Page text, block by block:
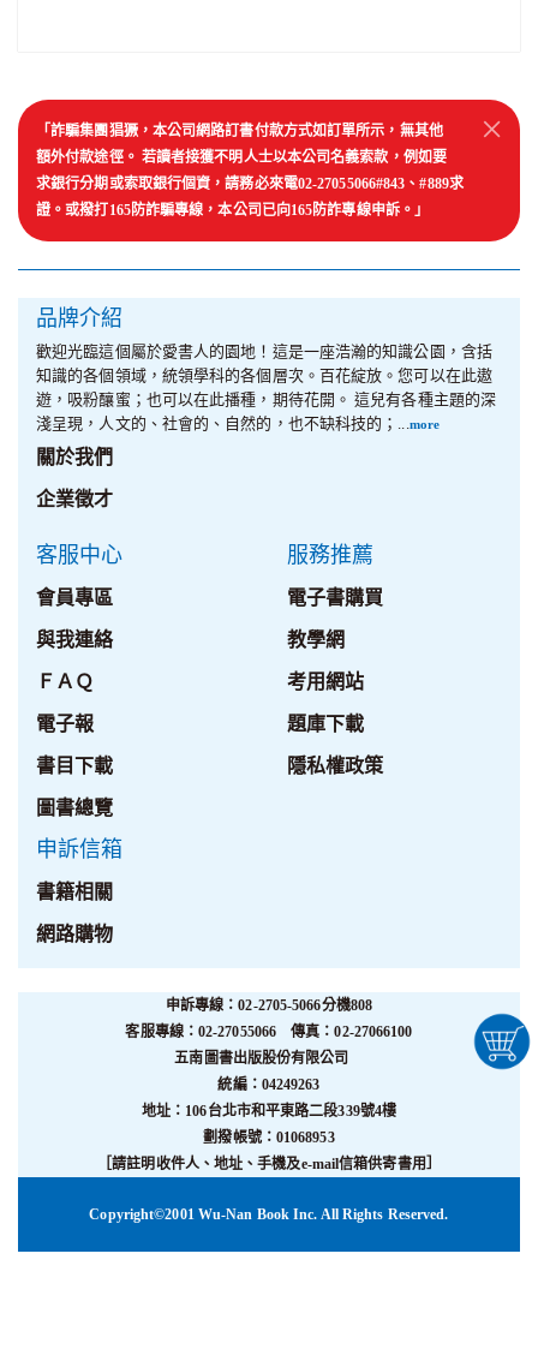
×
「詐騙集團猖獗，本公司網路訂書付款方式如訂單所示，無其他
額外付款途徑。 若讀者接獲不明人士以本公司名義索款，例如要
求銀行分期或索取銀行個資，請務必來電02-27055066#843、#889求
證。或撥打165防詐騙專線，本公司已向165防詐專線申訴。」
品牌介紹
歡迎光臨這個屬於愛書人的園地！這是一座浩瀚的知識公園，含括
知識的各個領域，統領學科的各個層次。百花綻放。您可以在此遨
遊，吸粉釀蜜；也可以在此播種，期待花開。 這兒有各種主題的深
淺呈現，人文的、社會的、自然的，也不缺科技的；...more
關於我們
企業徵才
客服中心
會員專區
與我連絡
ＦＡＱ
電子報
書目下載
圖書總覽
申訴信箱
書籍相關
網路購物
服務推薦
電子書購買
教學網
考用網站
題庫下載
隱私權政策
申訴專線：02-2705-5066分機808
客服專線：02-27055066 傳真：02-27066100
五南圖書出版股份有限公司
統編：04249263
地址：106台北市和平東路二段339號4樓
劃撥帳號：01068953
［請註明收件人、地址、手機及e-mail信箱供寄書用］
Copyright©2001 Wu-Nan Book Inc. All Rights Reserved.